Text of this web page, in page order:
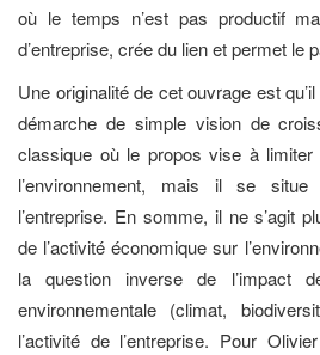
où le temps n’est pas productif
d’entreprise, crée du lien et permet le
Une originalité de cet ouvrage est
démarche de simple vision de
classique où le propos vise à limiter
l’environnement, mais il se
l’entreprise. En somme, il ne s’agit
de l’activité économique sur
la question inverse de l’impact
environnementale (climat,
l’activité de l’entreprise. Pour